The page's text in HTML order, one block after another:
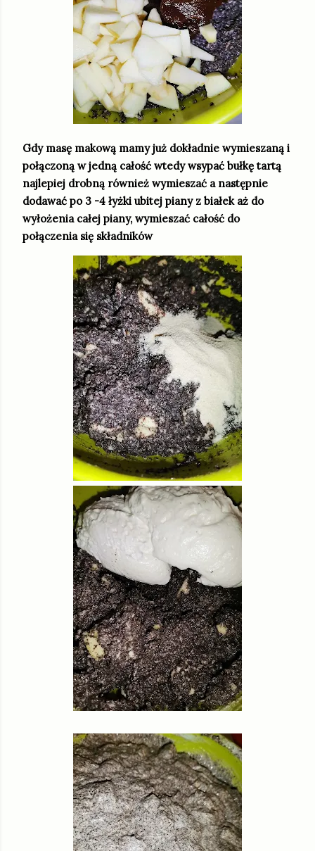
Gdy masę makową mamy już dokładnie wymieszaną i
połączoną w jedną całość wtedy wsypać bułkę tartą
najlepiej drobną również wymieszać a następnie
dodawać po 3 -4 łyżki ubitej piany z białek aż do
wyłożenia całej piany, wymieszać całość do
połączenia się składników